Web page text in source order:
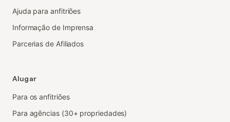
Ajuda para anfitriões
Informação de Imprensa
Parcerias de Afiliados
Alugar
Para os anfitriões
Para agências (30+ propriedades)